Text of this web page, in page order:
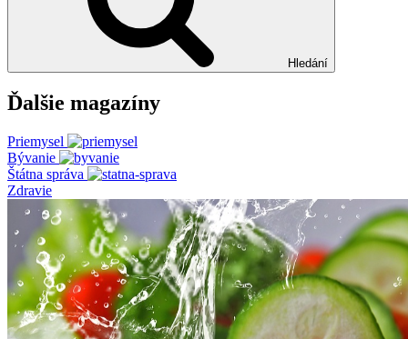
Hledání
Ďalšie magazíny
Priemysel
Bývanie
Štátna správa
Zdravie